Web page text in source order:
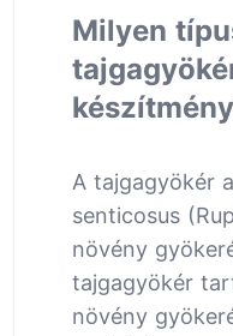
Milyen
A tajgagyökér
senticosus
növény
tajgagyökér
növény